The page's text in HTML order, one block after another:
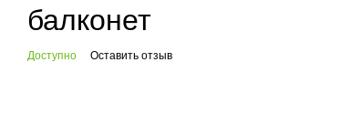
балконет
Доступно Оставить отзыв